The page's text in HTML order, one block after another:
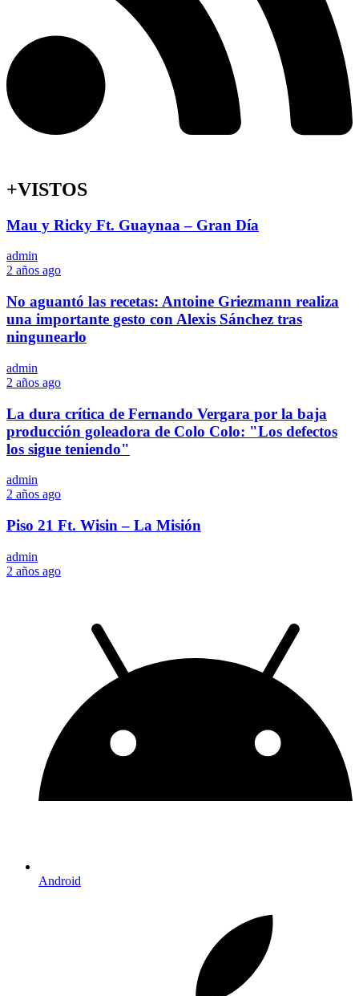
+VISTOS
Mau y Ricky Ft. Guaynaa – Gran Día
admin
2 años ago
No aguantó las recetas: Antoine Griezmann realiza
una importante gesto con Alexis Sánchez tras
ningunearlo
admin
2 años ago
La dura crítica de Fernando Vergara por la baja
producción goleadora de Colo Colo: "Los defectos
los sigue teniendo"
admin
2 años ago
Piso 21 Ft. Wisin – La Misión
admin
2 años ago
Android